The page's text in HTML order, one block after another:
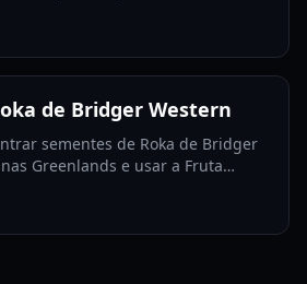
de Bridger Western
sementes de Roka de Bridger
Greenlands e usar a Fruta